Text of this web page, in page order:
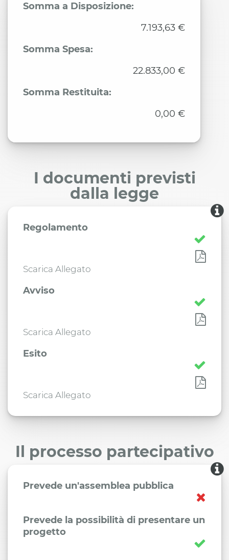
Somma a Disposizione:
7.193,63 €
Somma Spesa:
22.833,00 €
Somma Restituita:
0,00 €
I documenti previsti
dalla legge
Regolamento
Scarica Allegato
Avviso
Scarica Allegato
Esito
Scarica Allegato
Il processo partecipativo
Prevede un'assemblea pubblica
Prevede la possibilità di presentare un
progetto